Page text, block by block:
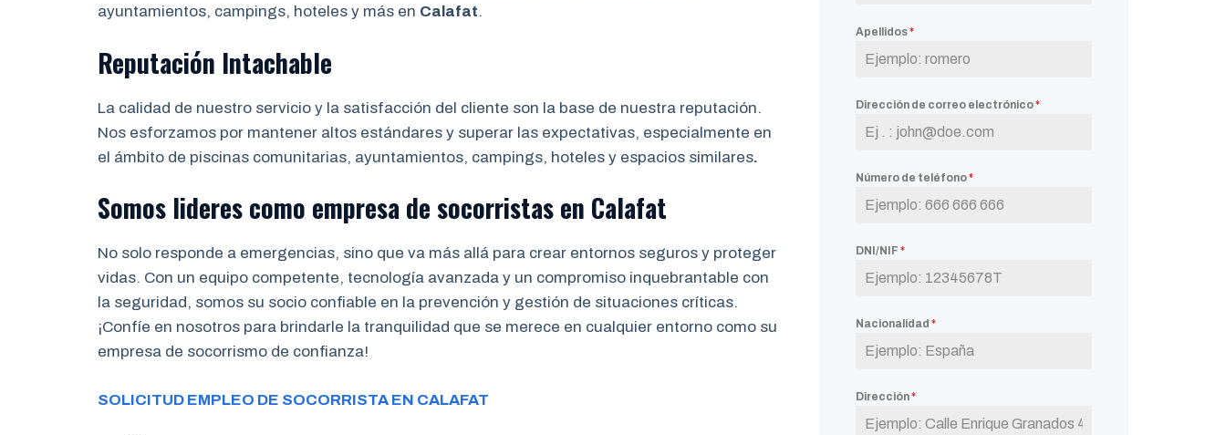
ayuntamientos, campings, hoteles y más en Calafat.
Reputación Intachable
La calidad de nuestro servicio y la satisfacción del cliente son la base de nuestra reputación.
Nos esforzamos por mantener altos estándares y superar las expectativas, especialmente en
el ámbito de piscinas comunitarias, ayuntamientos, campings, hoteles y espacios similares.
Somos lideres como empresa de socorristasen Calafat
No solo responde a emergencias, sino que va más allá para crear entornos seguros y proteger
vidas. Con un equipo competente, tecnología avanzada y un compromiso inquebrantable con
la seguridad, somos su socio confiable en la prevención y gestión de situaciones críticas.
¡Confíe en nosotros para brindarle la tranquilidad que se merece en cualquier entorno como su
empresa de socorrismo de confianza!
SOLICITUD EMPLEO DE SOCORRISTA EN CALAFAT
Apellidos*
Dirección de correo electrónico*
Número de teléfono*
DNI/NIF *
Nacionalidad *
Dirección*